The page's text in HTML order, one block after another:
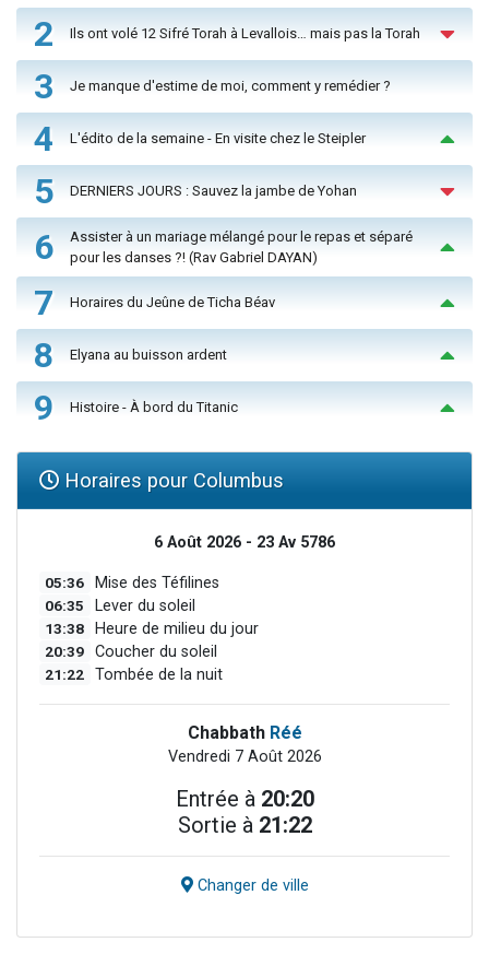
2 Ils ont volé 12 Sifré Torah à Levallois… mais pas la Torah
3 Je manque d'estime de moi, comment y remédier ?
4 L'édito de la semaine - En visite chez le Steipler
5 DERNIERS JOURS : Sauvez la jambe de Yohan
6
Assister à un mariage mélangé pour le repas et séparé
pour les danses ?! (Rav Gabriel DAYAN)
7 Horaires du Jeûne de Ticha Béav
8 Elyana au buisson ardent
9 Histoire - À bord du Titanic
Horaires pour Columbus
6 Août 2026 - 23 Av 5786
05:36 Mise des Téfilines
06:35 Lever du soleil
13:38 Heure de milieu du jour
20:39 Coucher du soleil
21:22 Tombée de la nuit
Chabbath Réé
Vendredi 7 Août 2026
Entrée à 20:20
Sortie à 21:22
Changer de ville